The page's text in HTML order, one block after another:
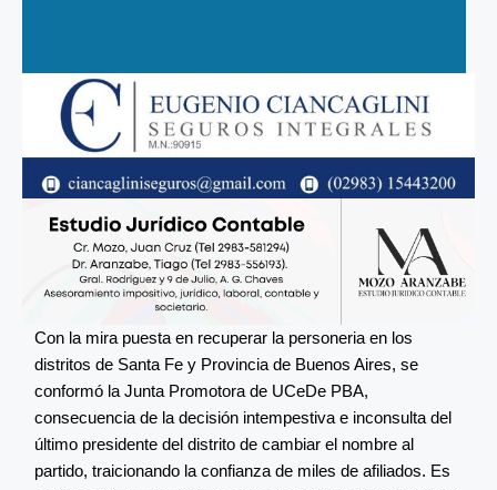
Con la mira puesta en recuperar la personeria en los
distritos de Santa Fe y Provincia de Buenos Aires, se
conformó la Junta Promotora de UCeDe PBA,
consecuencia de la decisión intempestiva e inconsulta del
último presidente del distrito de cambiar el nombre al
partido, traicionando la confianza de miles de afiliados. Es